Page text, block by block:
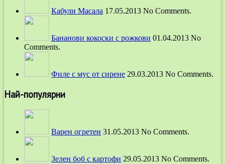
Кабули Масала 17.05.2013 No Comments.
Бананови кокоски с рожкови 01.04.2013 No
Comments.
Филе с мус от сирене 29.03.2013 No Comments.
Най-популярни
Варен огретен 31.05.2013 No Comments.
Зелен боб с картофи 29.05.2013 No Comments.